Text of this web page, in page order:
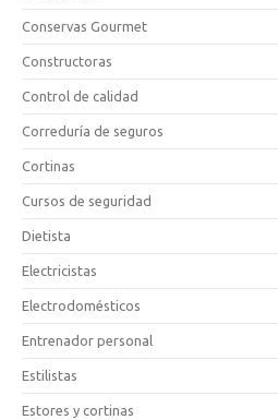
Conservas Gourmet
Constructoras
Control de calidad
Correduría de seguros
Cortinas
Cursos de seguridad
Dietista
Electricistas
Electrodomésticos
Entrenador personal
Estilistas
Estores y cortinas